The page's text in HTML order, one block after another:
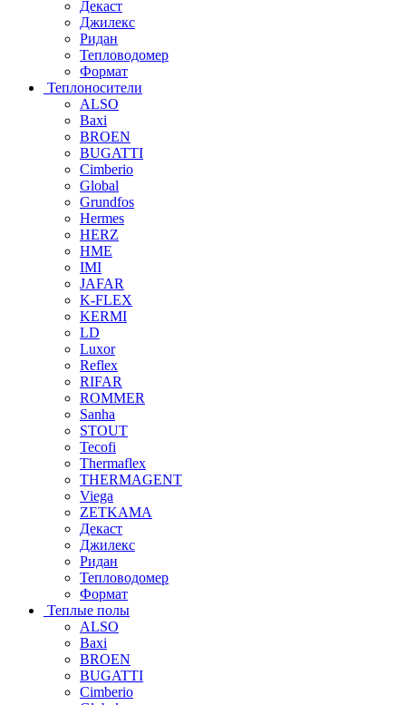
Декаст
Джилекс
Ридан
Тепловодомер
Формат
Теплоносители
ALSO
Baxi
BROEN
BUGATTI
Cimberio
Global
Grundfos
Hermes
HERZ
HME
IMI
JAFAR
K-FLEX
KERMI
LD
Luxor
Reflex
RIFAR
ROMMER
Sanha
STOUT
Tecofi
Thermaflex
THERMAGENT
Viega
ZETKAMA
Декаст
Джилекс
Ридан
Тепловодомер
Формат
Теплые полы
ALSO
Baxi
BROEN
BUGATTI
Cimberio